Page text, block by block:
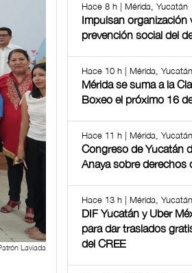
Laviada
Hace 8 h | Mérida, Yucatán
Impulsan organización
prevención social del
Hace 10 h | Mérida, Yucatán
Mérida se suma a la
Boxeo el próximo 16
Hace 11 h | Mérida, Yucatán
Congreso de Yucatán
Anaya sobre derechos
Hace 13 h | Mérida, Yucatán
DIF Yucatán y Uber
para dar traslados
del CREE